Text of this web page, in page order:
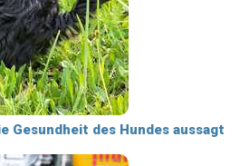
Gesundheit des Hundes aussagt